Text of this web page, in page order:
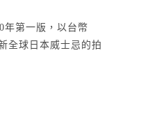
第一版，以台幣
全球日本威士忌的拍